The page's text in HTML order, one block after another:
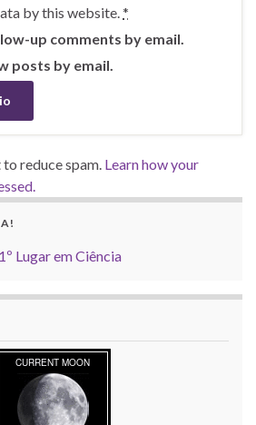
by this website.*
up comments by email.
posts by email.
reduce spam. Learn how your